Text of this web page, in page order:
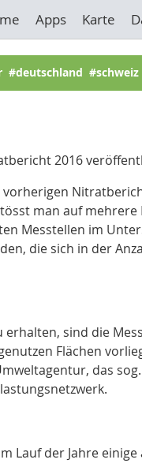
Apps Karte
#schweiz
2016
man auf
Messtellen im
die sich in der
sind die
Flächen
das
der Jahre einige